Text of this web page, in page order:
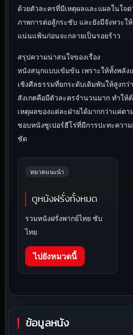
ด้วยตัวละครที่มีเหตุผลและแผลในใจ
ภาพการต่อสู้กระชับ และยังมีจังหวะใ
แน่นแฟ้นก่อนจะกลายเป็นรอยร้าว
สรุปความน่าสนใจของเรื่อง
หนังสนุกแบบเข้มข้น เพราะให้ทั้งพลั
เชิงศีลธรรมที่ยกระดับเดิมพันให้สูงกว่
สังเกตคือมีตัวละครจำนวนมาก ทำให้
เหตุผลของแต่ละฝ่ายได้มากกว่าแค่ตา
ชอบหนังซูเปอร์ฮีโร่ที่มีการปะทะควา
ชัด
หมวดแนะนำ
ดูหนังฝรั่งทั้งหมด
รวมหนังฝรั่งพากย์ไทย ซับ
ไทย
ไปยังหมวดนี้
ข้อมูลหนัง